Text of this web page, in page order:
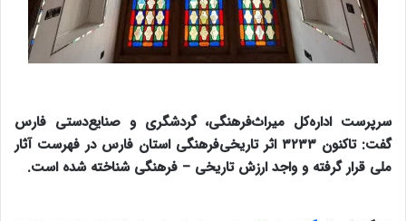
سرپرست اداره‌کل میراث‌فرهنگی، گردشگری و صنایع‌دستی فارس
گفت: تاکنون ۳۲۳۳ اثر تاریخی‌فرهنگی استان فارس در فهرست آثار
ملی قرار گرفته و واجد ارزش تاریخی – فرهنگی شناخته شده است.